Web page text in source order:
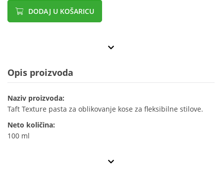
DODAJ U KOŠARICU
Opis proizvoda
Naziv proizvoda:
Taft Texture pasta za oblikovanje kose za fleksibilne stilove.
Neto količina:
100 ml